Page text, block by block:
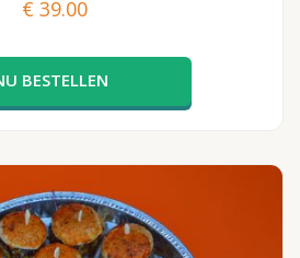
€ 39.00